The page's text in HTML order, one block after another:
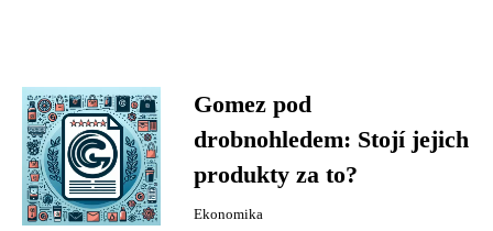
Gomez pod
drobnohledem: Stojí jejich
produkty za to?
Ekonomika